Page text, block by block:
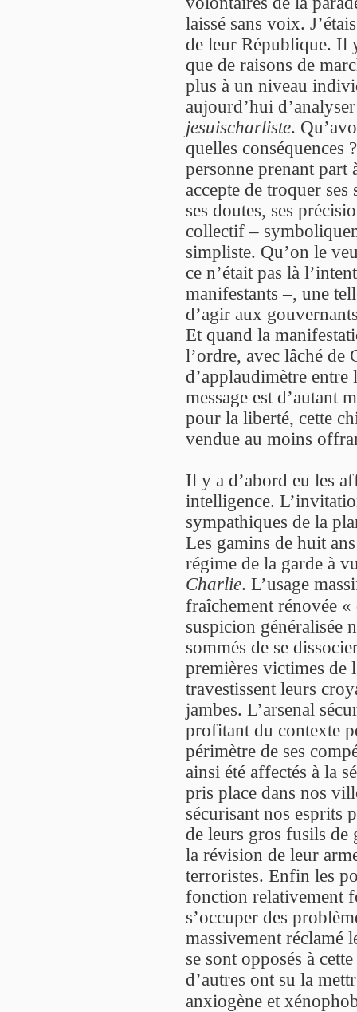
laissé sans voix.
de leur République. Il
que de raisons de
plus à un niveau
aujourd’hui
jesuischarliste.
quelles conséquences
personne prenant part
accepte de troquer
ses doutes, ses
collectif –
simpliste. Qu’on le
ce n’était pas là
manifestants –, une
d’agir aux
Et quand la
l’ordre, avec lâché de
d’applaudimètre
message est d’autant
pour la liberté, cette
vendue au moins
Il y a d’abord eu les
intelligence.
sympathiques de la
Les gamins de huit
régime de la garde à
Charlie. L’usage
fraîchement rénovée
suspicion généralisée
sommés de se
premières victimes de
travestissent leurs
jambes. L’arsenal
profitant du contexte
périmètre de ses
ainsi été affectés à la
pris place dans nos
sécurisant nos esprits
de leurs gros fusils de
la révision de leur
terroristes. Enfin les
fonction relativement
s’occuper des
massivement réclamé
se sont opposés à
d’autres ont su la
anxiogène et